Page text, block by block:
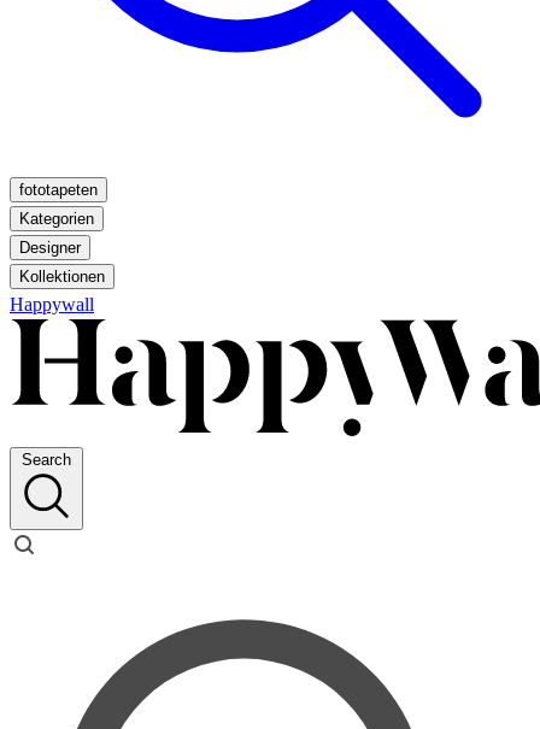
fototapeten
Kategorien
Designer
Kollektionen
Happywall
Search